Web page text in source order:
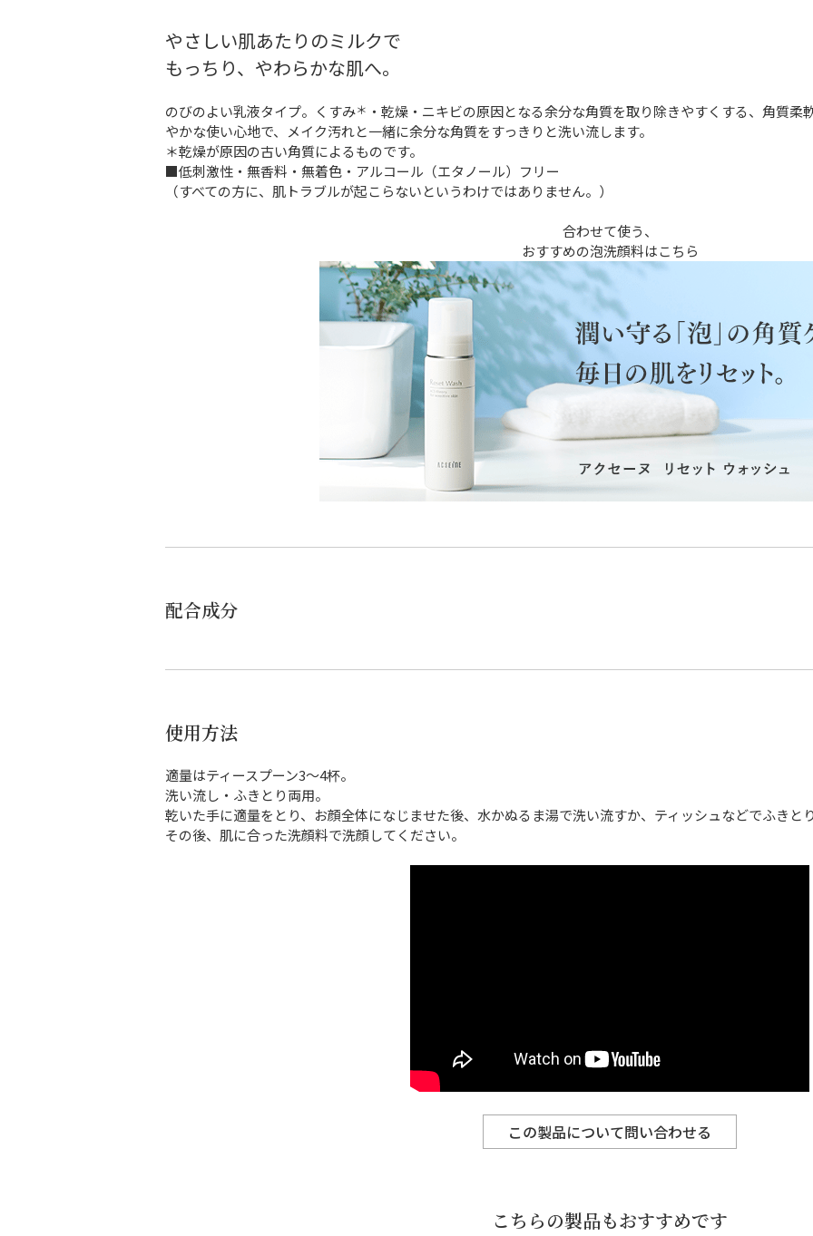
やさしい肌あたりのミルクで
もっちり、やわらかな肌へ。
のびのよい乳液タイプ。くすみ＊ ・乾燥・ニキビの原因となる余分な角質を取り除きやすくする、角質
やかな使い心地で、メイク汚れと一緒に余分な角質をすっきりと洗い流します。
＊乾燥が原因の古い角質によるものです。
■低刺激性・無香料・無着色・アルコール（エタノール）フリー
（すべての方に、肌トラブルが起こらないというわけではありません。）
合わせて使う、
おすすめの泡洗顔料はこちら
配合成分
使用方法
適量はティースプーン3～4杯。
洗い流し・ふきとり両用。
乾いた手に適量をとり、お顔全体になじませた後、水かぬるま湯で洗い流すか、ティッシュなどでふきと
その後、肌に合った洗顔料で洗顔してください。
この製品について問い合わせる
こちらの製品もおすすめです